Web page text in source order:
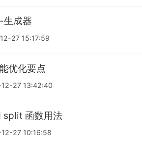
成器
27 15:17:59
优化要点
27 13:42:40
split 函数用法
27 10:16:58